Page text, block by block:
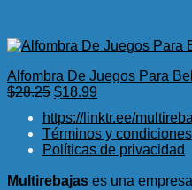
Alfombra De Juegos Para
$28.25 El
original
era:
$28.25.
$18.99
actual
es:
$18.99.
https://linktr.ee/
Términos y condiciones
Políticas de privacidad
Multirebajas es una